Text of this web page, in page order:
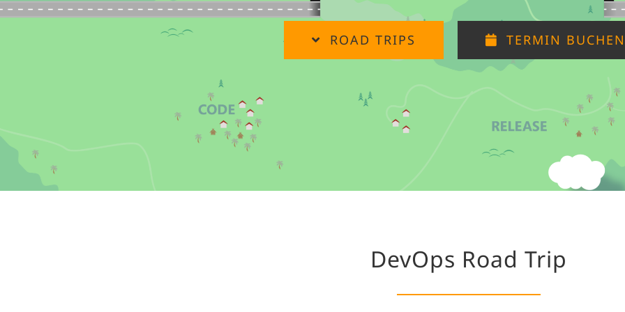
ROAD TRIPS TERMIN
DevOps Road Trip